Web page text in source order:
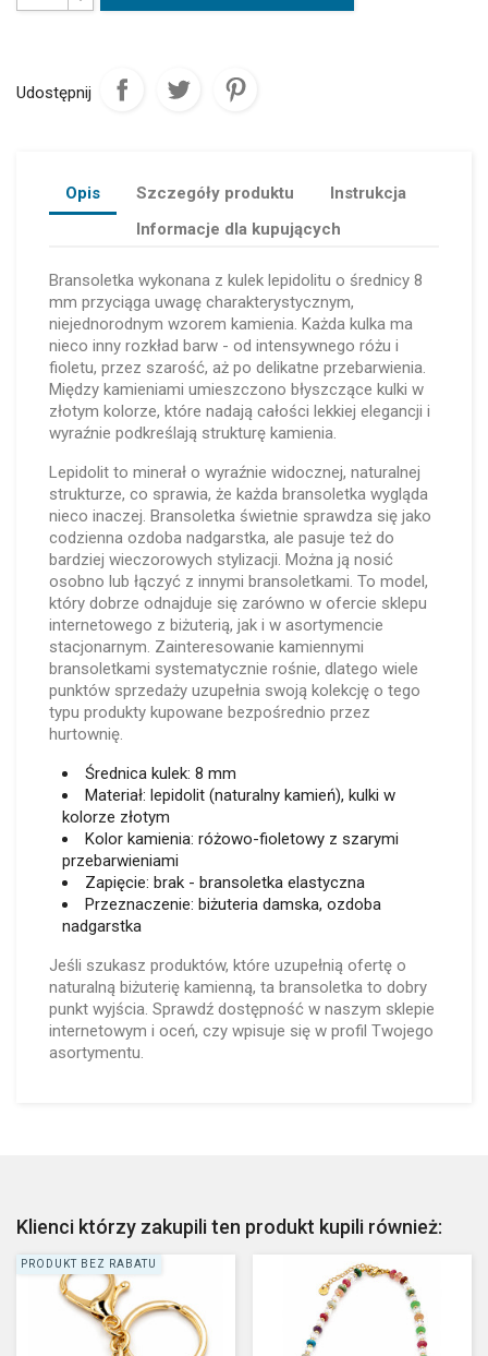
Udostępnij
Opis Szczegóły produktu
Instrukcja
Informacje dla kupujących
Bransoletka wykonana z kulek lepidolitu o średnicy 8
mm przyciąga uwagę charakterystycznym,
niejednorodnym wzorem kamienia. Każda kulka ma
nieco inny rozkład barw - od intensywnego różu i
fioletu, przez szarość, aż po delikatne przebarwienia.
Między kamieniami umieszczono błyszczące kulki w
złotym kolorze, które nadają całości lekkiej elegancji i
wyraźnie podkreślają strukturę kamienia.
Lepidolit to minerał o wyraźnie widocznej, naturalnej
strukturze, co sprawia, że każda bransoletka wygląda
nieco inaczej. Bransoletka świetnie sprawdza się jako
codzienna ozdoba nadgarstka, ale pasuje też do
bardziej wieczorowych stylizacji. Można ją nosić
osobno lub łączyć z innymi bransoletkami. To model,
który dobrze odnajduje się zarówno w ofercie sklepu
internetowego z biżuterią, jak i w asortymencie
stacjonarnym. Zainteresowanie kamiennymi
bransoletkami systematycznie rośnie, dlatego wiele
punktów sprzedaży uzupełnia swoją kolekcję o tego
typu produkty kupowane bezpośrednio przez
hurtownię.
Średnica kulek: 8 mm
Materiał: lepidolit (naturalny kamień), kulki w
kolorze złotym
Kolor kamienia: różowo-fioletowy z szarymi
przebarwieniami
Zapięcie: brak - bransoletka elastyczna
Przeznaczenie: biżuteria damska, ozdoba
nadgarstka
Jeśli szukasz produktów, które uzupełnią ofertę o
naturalną biżuterię kamienną, ta bransoletka to dobry
punkt wyjścia. Sprawdź dostępność w naszym sklepie
internetowym i oceń, czy wpisuje się w profil Twojego
asortymentu.
Klienci którzy zakupili ten produkt kupili również:
PRODUKT BEZ RABATU